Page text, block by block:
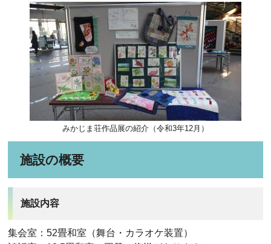
みかじま荘作品展の紹介（令和3年12月）
施設の概要
施設内容
集会室：52畳和室（舞台・カラオケ装置）